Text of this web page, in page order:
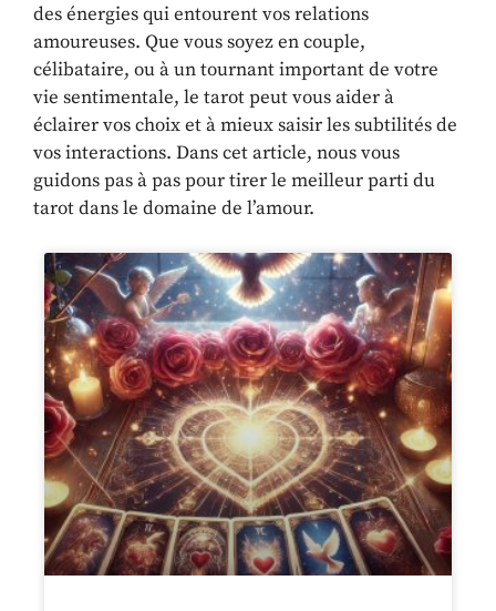
des énergies qui entourent vos relations
amoureuses. Que vous soyez en couple,
célibataire, ou à un tournant important de votre
vie sentimentale, le tarot peut vous aider à
éclairer vos choix et à mieux saisir les subtilités de
vos interactions. Dans cet article, nous vous
guidons pas à pas pour tirer le meilleur parti du
tarot dans le domaine de l’amour.